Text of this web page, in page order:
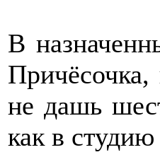
В
не дашь
как в